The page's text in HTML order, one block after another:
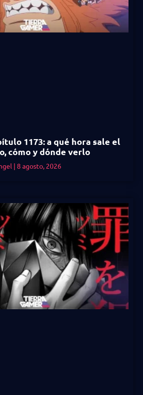
1173: a qué hora sale el
cómo y dónde verlo
8 agosto, 2026